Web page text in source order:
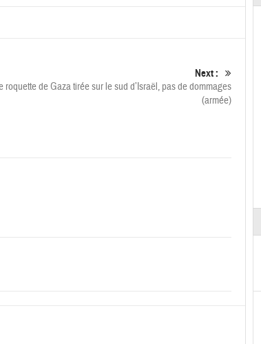
Next :
roquette de Gaza tirée sur le sud d’Israël, pas de dommages
(armée)